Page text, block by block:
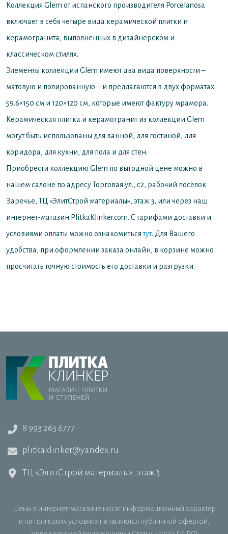
Коллекция Glem от испанского производителя Porcelanosa
включает в себя четыре вида керамической плитки и
керамогранита, выполненных в дизайнерском и
классическом стилях.
Элементы коллекции Glem имеют два вида поверхности –
матовую и полированную – и предлагаются в двух форматах:
59.6×150 см и 120×120 см, которые имеют фактуру мрамора.
Керамическая плитка и керамогранит из коллекции Glem
могут быть использованы для ванной, для гостиной, для
коридора, для кухни, для пола и для стен.
Приобрести коллекцию Glem по выгодной цене можно в
нашем салоне по адресу Торговая ул., с2, рабочий посёлок
Заречье, ТЦ «ЭлитСтрой материалы», этаж 3, или через наш
интернет-магазин PlitkaKlinker.com. С тарифами доставки и
условиями оплаты можно ознакомитьсятут. Для Вашего
удобства, при оформлении заказа онлайн, в корзине можно
просчитать точную стоимость его доставки и разгрузки.
8 993 263 6777
plitkaklinker@yandex.ru
ТЦ «ЭлитСтрой материалы», этаж 3
Цены в интернет-магазине носят информационный характер
и ни при каких условиях не являются публичной офертой,